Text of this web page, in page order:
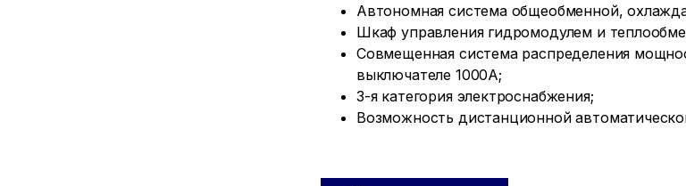
Автономная система общеобменной,
Шкаф управления гидромодулем и
Совмещенная система распределения
выключателе 1000А;
3-я категория электроснабжения;
Возможность дистанционной